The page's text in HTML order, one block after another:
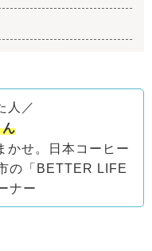
人／
ん
かせ。日本コーヒー
の「BETTER LIFE
ナー